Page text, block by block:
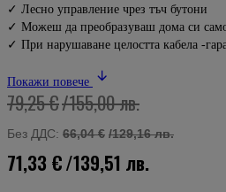
✓ Лесно управление чрез тъч бутони
✓ Можеш да преобразуваш дома си
✓ При нарушаване целостта кабела -
Покажи повече
79,25 €/155,00 лв.
Без ДДС: 66,04 € /129,16 лв.
71,33 €/139,51 лв.